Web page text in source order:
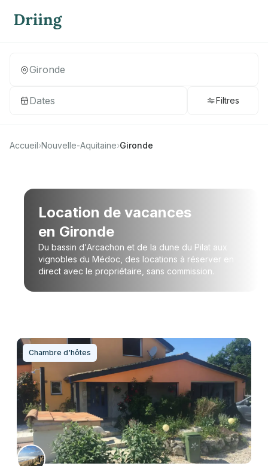
Dates Filtres
Accueil›Nouvelle-Aquitaine›Gironde
Location de vacances
en Gironde
Du bassin d'Arcachon et de la dune du Pilat aux
vignobles du Médoc, des locations à réserver en
direct avec le propriétaire, sans commission.
Chambre d'hôtes